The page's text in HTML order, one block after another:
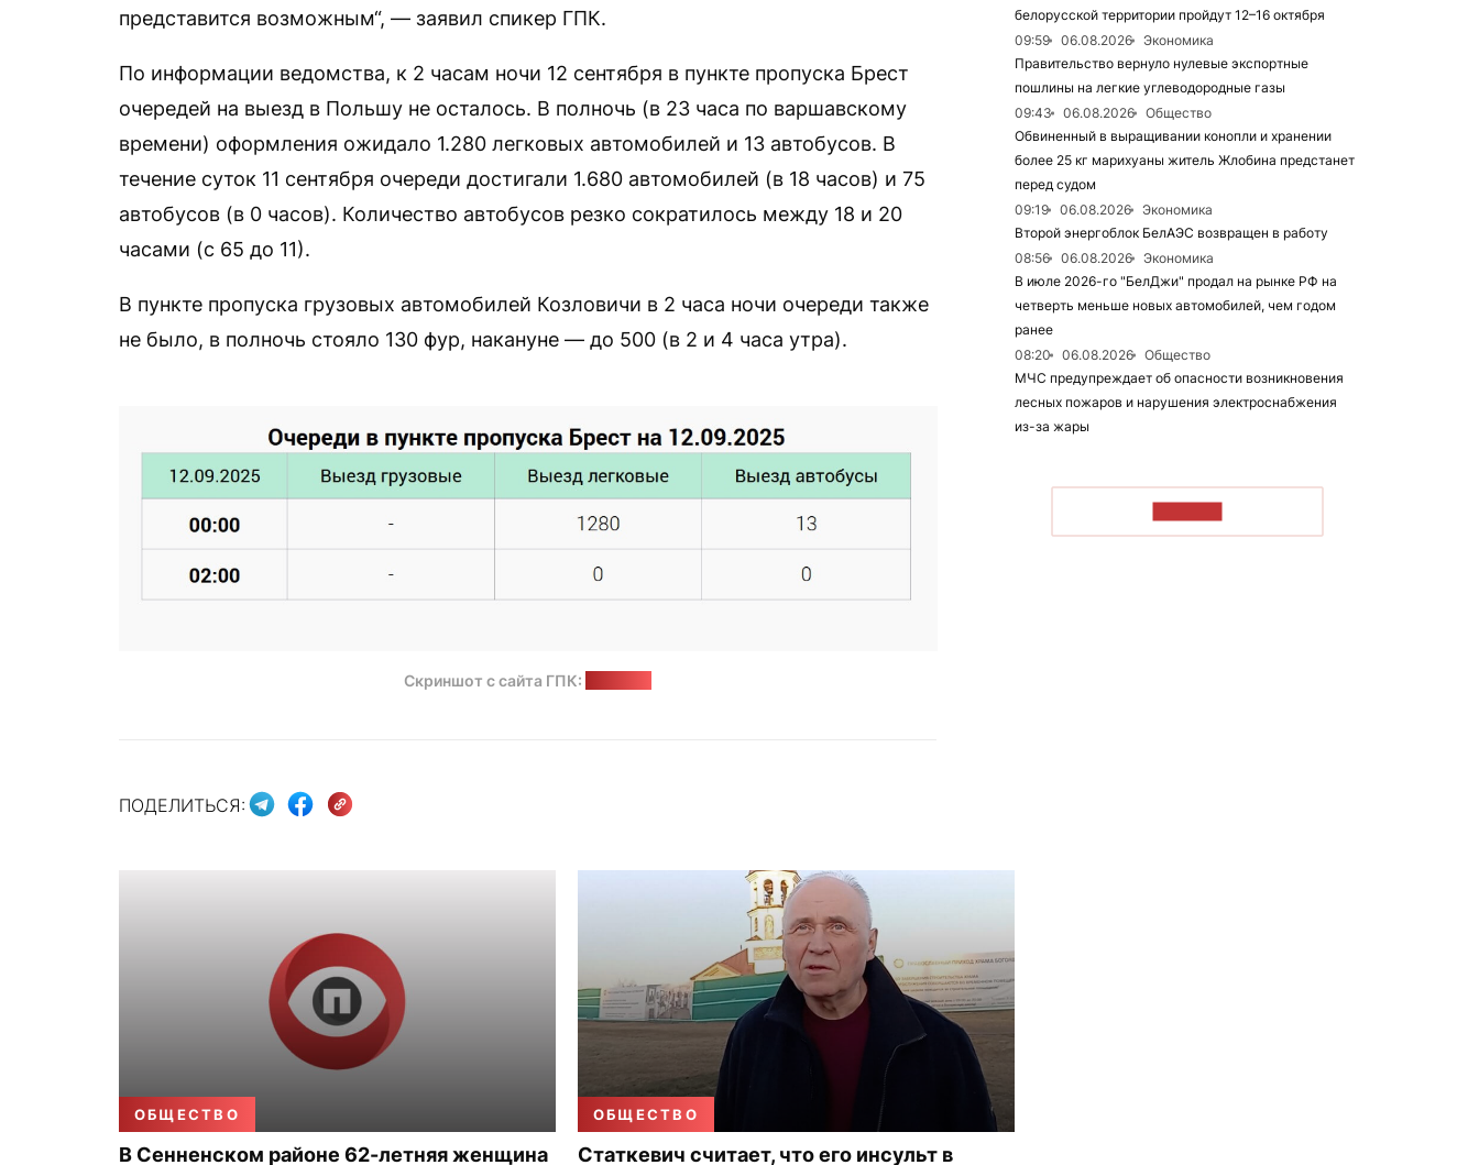
представится возможным“, — заявил спикер ГПК.
По информации ведомства, к 2 часам ночи 12 сентября в пункте пропуска Брест
очередей на выезд в Польшу не осталось. В полночь (в 23 часа по варшавскому
времени) оформления ожидало 1.280 легковых автомобилей и 13 автобусов. В
течение суток 11 сентября очереди достигали 1.680 автомобилей (в 18 часов) и 75
автобусов (в 0 часов). Количество автобусов резко сократилось между 18 и 20
часами (с 65 до 11).
В пункте пропуска грузовых автомобилей Козловичи в 2 часа ночи очереди также
не было, в полночь стояло 130 фур, накануне — до 500 (в 2 и 4 часа утра).
Скриншот с сайта ГПК:
ПОДЕЛИТЬСЯ:
ОБЩЕСТВО
В Сенненском районе 62-летняя женщина
ОБЩЕСТВО
Статкевич считает, что его инсульт в
белорусской территории пройдут 12–16 октября
09:59
06.08.2026
Экономика
Правительство вернуло нулевые экспортные
пошлины на легкие углеводородные газы
09:43
06.08.2026
Общество
Обвиненный в выращивании конопли и хранении
более 25 кг марихуаны житель Жлобина предстанет
перед судом
09:19
06.08.2026
Экономика
Второй энергоблок БелАЭС возвращен в работу
08:56
06.08.2026
Экономика
В июле 2026-го "БелДжи" продал на рынке РФ на
четверть меньше новых автомобилей, чем годом
ранее
08:20
06.08.2026
Общество
МЧС предупреждает об опасности возникновения
лесных пожаров и нарушения электроснабжения
из-за жары